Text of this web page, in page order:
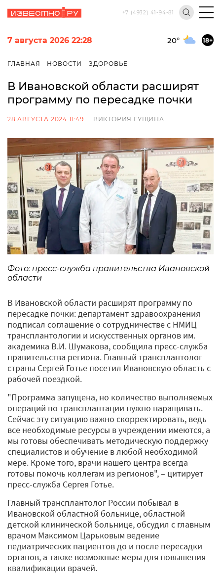
+7 (4932) 41-94-81
7 августа 2026 22:28 20° 18+
ГЛАВНАЯ НОВОСТИ ЗДОРОВЬЕ
В Ивановской области расширят
программу по пересадке почки
28 АВГУСТА 2024 11:49 ВИКТОРИЯ ГУЩИНА
Фото: пресс-служба правительства Ивановской
области
В Ивановской области расширят программу по
пересадке почки: департамент здравоохранения
подписал соглашение о сотрудничестве с НМИЦ
трансплантологии и искусственных органов им.
академика В.И. Шумакова, сообщила пресс-служба
правительства региона. Главный трансплантолог
страны Сергей Готье посетил Ивановскую область с
рабочей поездкой.
"Программа запущена, но количество выполняемых
операций по трансплантации нужно наращивать.
Сейчас эту ситуацию важно скорректировать, ведь
все необходимые ресурсы в учреждении имеются, а
мы готовы обеспечивать методическую поддержку
специалистов и обучение в любой необходимой
мере. Кроме того, врачи нашего центра всегда
готовы помочь коллегам из регионов", – цитирует
пресс-служба Сергея Готье.
Главный трансплантолог России побывал в
Ивановской областной больнице, областной
детской клинической больнице, обсудил с главным
врачом Максимом Царьковым ведение
педиатрических пациентов до и после пересадки
органов, а также возможные меры для повышения
квалификации врачей.